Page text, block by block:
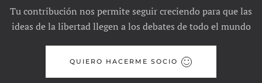
Tu contribución nos permite seguir creciendo para que las
ideas de la libertad llegen a los debates de todo el mundo
QUIERO HACERME SOCIO